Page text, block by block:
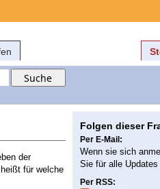
der
für welche
Folgen dieser
Per E-Mail:
Wenn sie sich
Sie für alle
Per RSS: